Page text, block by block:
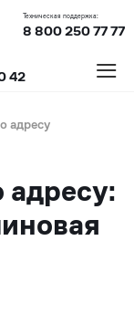
Техническая поддержка:
8 800 250 77 77
42 ≡
адресу